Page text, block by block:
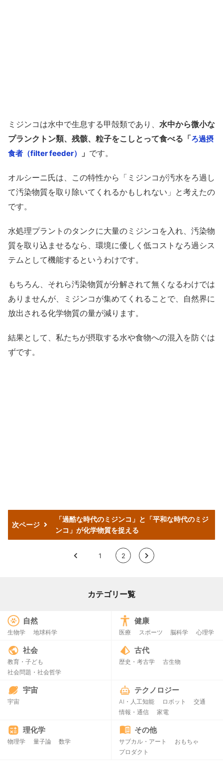
ミジンコは水中で生息する甲殻類であり、 水中から微小な
プランクトン類、残骸、粒子をこしとって食べる「ろ過摂
食者（filter feeder）
」 です。
オルシーニ氏は、この特性から「ミジンコが汚水をろ過し
て汚染物質を取り除いてくれるかもしれない」と考えたの
です。
水処理プラントのタンクに大量のミジンコを入れ、汚染物
質を取り込ませるなら、環境に優しく低コストなろ過シス
テムとして機能するというわけです。
もちろん、それら汚染物質が分解されて無くなるわけでは
ありませんが、ミジンコが集めてくれることで、自然界に
放出される化学物質の量が減ります。
結果として、私たちが摂取する水や食物への混入を防ぐは
ずです。
次ページ
「過酷な時代のミジンコ」と「平和な時代のミジ
ンコ」が化学物質を捉える
< 1 2 >
カテゴリー覧
自然
生物学 地球科学
健康
医療 スポーツ 脳科学 心理学
社会
教育・子ども
社会問題・社会哲学
古代
歴史・考古学 古生物
宇宙
宇宙
テクノロジー
AI・人工知能 ロボット
交通
情報・通信
家電
理化学
物理学 量子論 数学
その他
サブカル・アート
おもちゃ
プロダクト